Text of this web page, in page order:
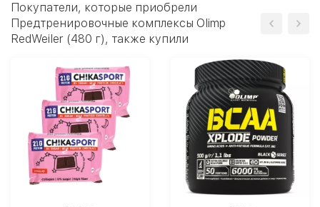
Покупатели, которые приобрели
Предтренировочные комплексы Olimp
RedWeiler (480 г), также купили